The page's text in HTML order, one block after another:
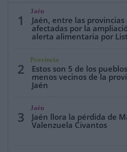
1
Jaén
Jaén, entre las
afectadas por la
alerta alimentaria por
2
Provincia
Estos son 5 de los
menos vecinos de la
Jaén
3
Jaén
Jaén llora la pérdida de
Valenzuela Civantos